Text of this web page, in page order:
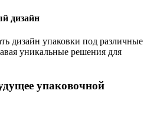
дизайн
дизайн упаковки под различные
уникальные решения для
упаковочной